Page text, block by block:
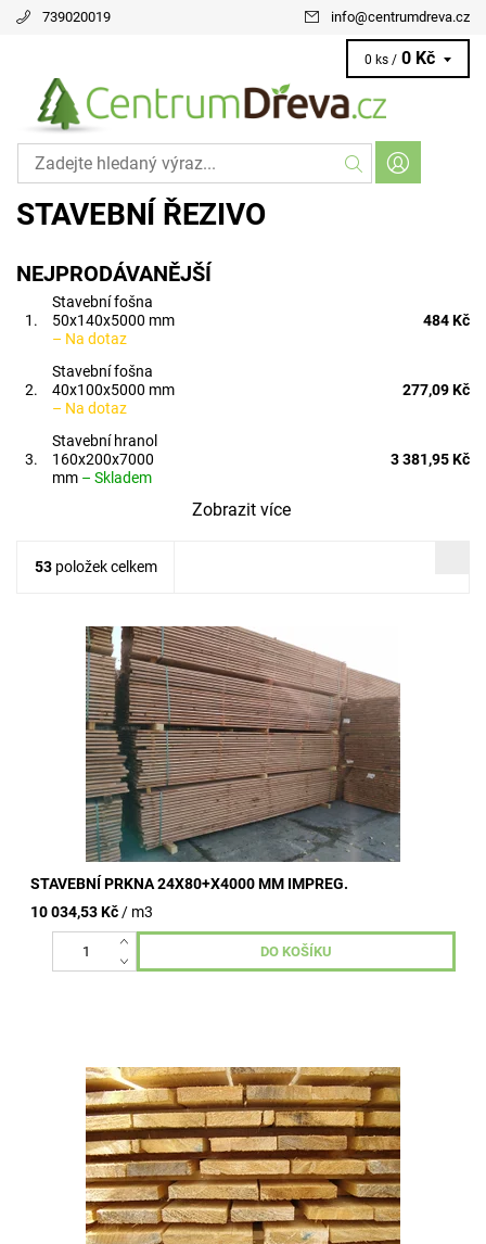
739020019 info@centrumdreva.cz
0 ks / 0 Kč
STAVEBNÍ ŘEZIVO
NEJPRODÁVANĚJŠÍ
1.
Stavební fošna
50x140x5000 mm
– Na dotaz
484 Kč
2.
Stavební fošna
40x100x5000 mm
– Na dotaz
277,09 Kč
3.
Stavební hranol
160x200x7000
mm – Skladem
3 381,95 Kč
Zobrazit více
53 položek celkem
prkna jsou netříděná v různých šířkách v rozmezí od 80 - 150
mm nákup možný od 0,1 m3 (upřesněte do objednávky)
uvedená cena...
STAVEBNÍ PRKNA 24X80+X4000 MM IMPREG.
10 034,53 Kč/ m3
prkna jsou netříděná v různých šířkách v rozmezí od 80 - 150
mm nákup možný od 0,1 m3 (upřesněte do objednávky)
uvedená cena...